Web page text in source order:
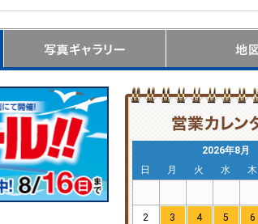
2026年8月
日
月 火 水 木
2 3 4 5 6